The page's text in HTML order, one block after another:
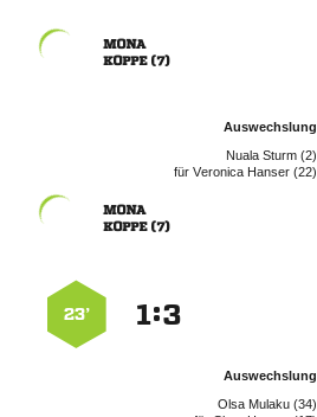

 
Auswechslung
  
für  

 
:
23’
Auswechslung
  